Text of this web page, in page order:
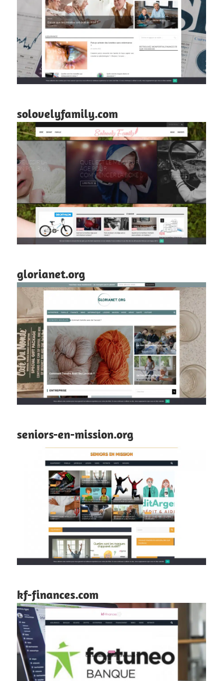
solovelyfamily.com
glorianet.org
seniors-en-mission.org
kf-finances.com